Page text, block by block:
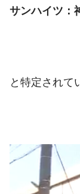
サンハイツ：
と特定されて